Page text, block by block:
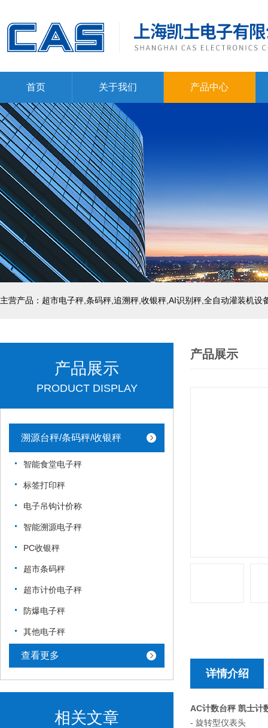
首页 关于我们 产品中心
主营产品：超市电子秤,条码秤,追溯秤,收银秤,AI识别秤,全自动灌装机设
产品展示
PRODUCT DISPLAY
溯源台秤/条码秤/收银秤
智能食堂电子秤
标签打印秤
电子吊钩计价称
智能溯源电子秤
PC收银秤
超市条码秤
超市计价电子秤
防爆电子秤
其他电子秤
查看更多
相关文章
产品展示
详情介绍
AC计数台秤 凯士计
- 旋转型仪表头